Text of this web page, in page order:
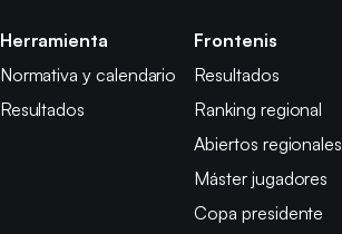
Herramienta
Normativa y calendario
Resultados
Frontenis
Resultados
Ranking regional
Abiertos regionales
Máster jugadores
Copa presidente